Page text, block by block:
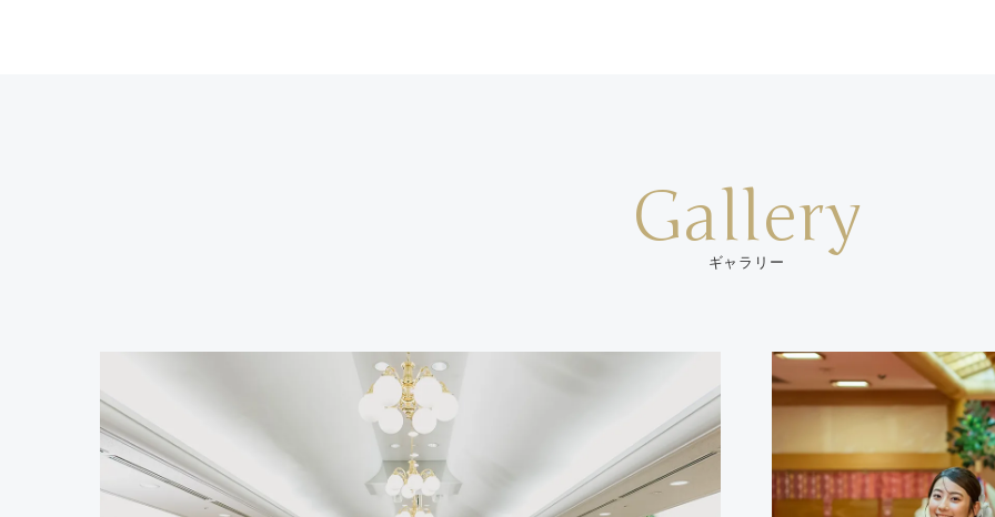
Gallery
ギャラリー